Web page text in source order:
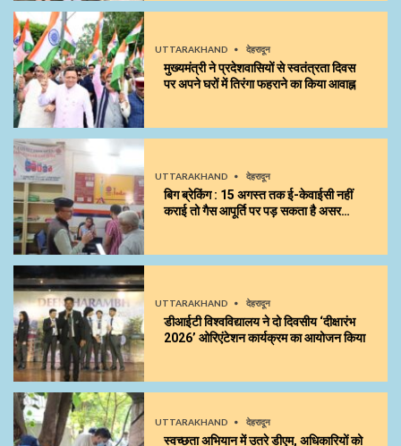
UTTARAKHAND देहरादून
मुख्यमंत्री ने प्रदेशवासियों से स्वतंत्रता दिवस
पर अपने घरों में तिरंगा फहराने का किया आवाह्न
UTTARAKHAND देहरादून
बिग ब्रेकिंग : 15 अगस्त तक ई-केवाईसी नहीं
कराई तो गैस आपूर्ति पर पड़ सकता है असर…
UTTARAKHAND देहरादून
डीआईटी विश्वविद्यालय ने दो दिवसीय ‘दीक्षारंभ
2026’ ओरिएंटेशन कार्यक्रम का आयोजन किया
UTTARAKHAND देहरादून
स्वच्छता अभियान में उतरे डीएम, अधिकारियों को